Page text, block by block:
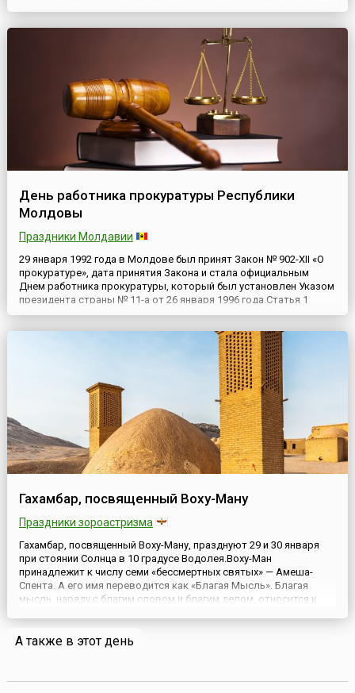
День работника прокуратуры Республики
Молдовы
Праздники Молдавии
29 января 1992 года в Молдове был принят Закон № 902-XII «О
прокуратуре», дата принятия Закона и стала официальным
Днем работника прокуратуры, который был установлен Указом
президента страны № 11-a от 26 января 1996 года.Статья 1
данного Закона гласит, что «В соответствии с Конституцией
осуществляют надзор за точным и единообразным
Гахамбар, посвященный Воху-Ману
Праздники зороастризма
Гахамбар, посвященный Воху-Ману, празднуют 29 и 30 января
при стоянии Солнца в 10 градусе Водолея.Воху-Ман
принадлежит к числу семи «бессмертных святых» — Амеша-
Спента. А его имя переводится как «Благая Мысль». Благая
мысль, наряду с благим словом и благим делом, относится к
зороастризма.Поэтому в этот праздник проигрывается
мистерия Благой Мысли. Это...
А также в этот день